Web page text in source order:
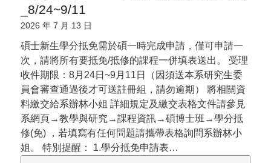
_8/24~9/11
2026 年 7 月 13 日
碩士新生學分抵免需於碩一時完成申請，僅可申請一
次，請將所有要抵免/抵修的課程一併填表送出。 受理
收件期限：8月24日~9月11日（因須送本系研究生委
員會審查通過後才可送註冊組，請勿逾期） 將相關資
料繳交給系辦林小姐 詳細規定及繳交表格文件請參見
系網頁→教學與研究→課程資訊→碩博士班→學分抵
修(免) ，若填寫有任何問題請攜帶表格詢問系辦林小
姐。 特別提醒： 1.學分抵免申請表…